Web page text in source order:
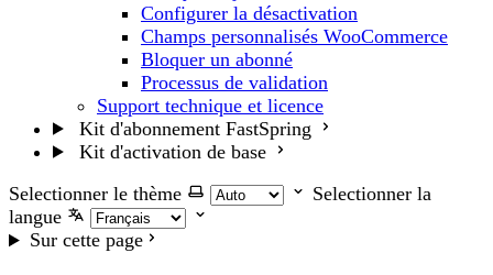
Configurer la désactivation
Champs personnalisés WooCommerce
Bloquer un abonné
Processus de validation
Support technique et licence
Kit d'abonnement FastSpring
Kit d'activation de base
Selectionner le thème
Selectionner la
langue
Sur cette page